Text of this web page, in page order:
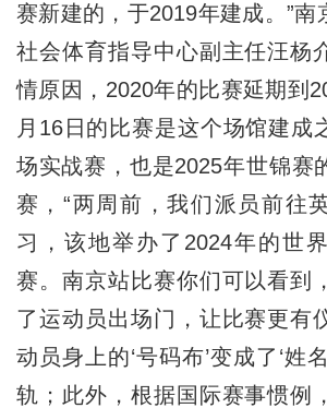
赛新建的，于2019年建成。”南
社会体育指导中心副主任汪杨
情原因，2020年的比赛延期到
月16日的比赛是这个场馆建成
场实战赛，也是2025年世锦赛
赛，“两周前，我们派员前往
习，该地举办了2024年的世
赛。南京站比赛你们可以看到
了运动员出场门，让比赛更有
动员身上的‘号码布’变成了‘姓
轨；此外，根据国际赛事惯例